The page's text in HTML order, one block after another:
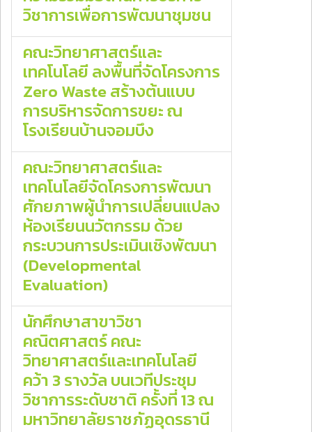
วิชาการเพื่อการพัฒนาชุมชน
คณะวิทยาศาสตร์และ
เทคโนโลยี ลงพื้นที่จัดโครงการ
Zero Waste สร้างต้นแบบ
การบริหารจัดการขยะ ณ
โรงเรียนบ้านจอมบึง
คณะวิทยาศาสตร์และ
เทคโนโลยีจัดโครงการพัฒนา
ศักยภาพผู้นำการเปลี่ยนแปลง
ห้องเรียนนวัตกรรม ด้วย
กระบวนการประเมินเชิงพัฒนา
(Developmental
Evaluation)
นักศึกษาสาขาวิชา
คณิตศาสตร์ คณะ
วิทยาศาสตร์และเทคโนโลยี
คว้า 3 รางวัล บนเวทีประชุม
วิชาการระดับชาติ ครั้งที่ 13 ณ
มหาวิทยาลัยราชภัฏอุดรธานี